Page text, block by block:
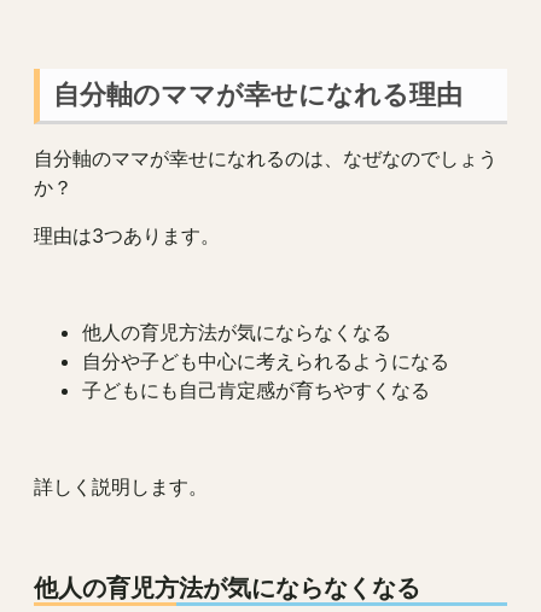
自分軸のママが幸せになれる理由
自分軸のママが幸せになれるのは、なぜなのでしょう
か？
理由は3つあります。
他人の育児方法が気にならなくなる
自分や子ども中心に考えられるようになる
子どもにも自己肯定感が育ちやすくなる
詳しく説明します。
他人の育児方法が気にならなくなる